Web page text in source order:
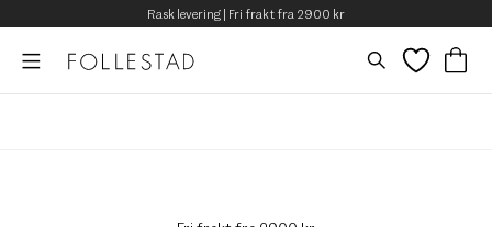
Rask levering | Fri frakt fra 2900 kr